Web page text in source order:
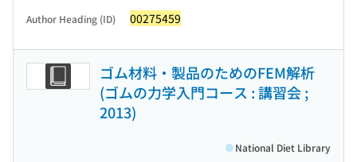
Author Heading (ID) 00275459
ゴム材料・製品のためのFEM解析
(ゴムの力学入門コース : 講習会 ;
2013)
National Diet Library